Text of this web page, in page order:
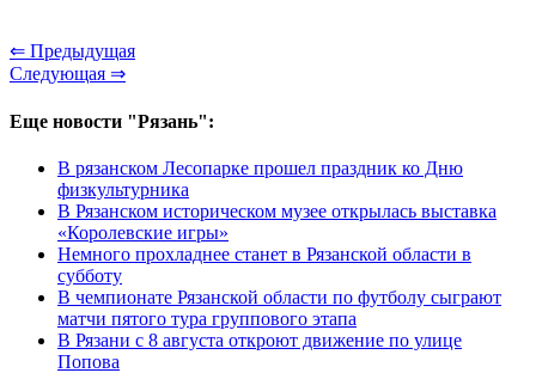
⇐ Предыдущая
Следующая ⇒
Еще новости "Рязань":
В рязанском Лесопарке прошел праздник ко Дню
физкультурника
В Рязанском историческом музее открылась выставка
«Королевские игры»
Немного прохладнее станет в Рязанской области в
субботу
В чемпионате Рязанской области по футболу сыграют
матчи пятого тура группового этапа
В Рязани с 8 августа откроют движение по улице
Попова